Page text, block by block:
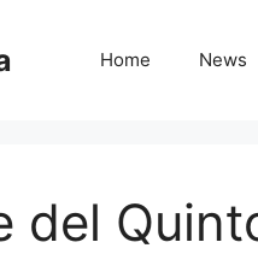
Home News
del